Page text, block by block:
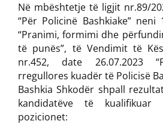
Në mbështetje të ligjit nr.89/
“Për Policinë Bashkiake”
“Pranimi, formimi dhe
të punës”, të Vendimit të
nr.452, date 26.07.2023
rregullores kuadër të Policisë
Bashkia Shkodër shpall
kandidatëve të
pozicionet: